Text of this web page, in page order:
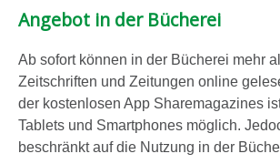
Angebot in der Bücherei
Ab sofort können in der Bücherei mehr
Zeitschriften und Zeitungen online
der kostenlosen App Sharemagazines
Tablets und Smartphones möglich.
beschränkt auf die Nutzung in der